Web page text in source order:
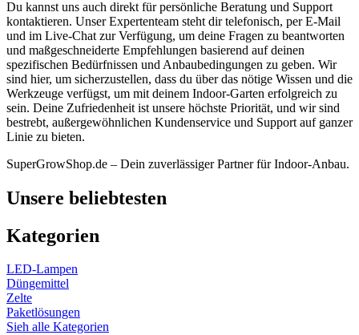
Du kannst uns auch direkt für persönliche Beratung und Support
kontaktieren. Unser Expertenteam steht dir telefonisch, per E-Mail
und im Live-Chat zur Verfügung, um deine Fragen zu beantworten
und maßgeschneiderte Empfehlungen basierend auf deinen
spezifischen Bedürfnissen und Anbaubedingungen zu geben. Wir
sind hier, um sicherzustellen, dass du über das nötige Wissen und die
Werkzeuge verfügst, um mit deinem Indoor-Garten erfolgreich zu
sein. Deine Zufriedenheit ist unsere höchste Priorität, und wir sind
bestrebt, außergewöhnlichen Kundenservice und Support auf ganzer
Linie zu bieten.
SuperGrowShop.de – Dein zuverlässiger Partner für Indoor-Anbau.
Unsere beliebtesten
Kategorien
LED-Lampen
Düngemittel
Zelte
Paketlösungen
Sieh alle Kategorien